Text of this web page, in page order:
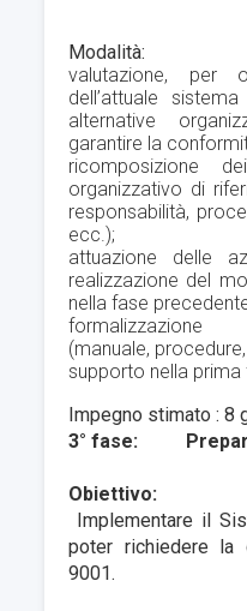
Modalità:
valutazione, per
dell’attuale
alternative
garantire la
ricomposizione
organizzativo di
responsabilità,
ecc.);
attuazione delle
realizzazione del
nella fase
formalizzazione
(manuale,
supporto nella
Impegno stimato : 8
3° fase:
Obiettivo:
Implementare il
poter richiedere la
9001.